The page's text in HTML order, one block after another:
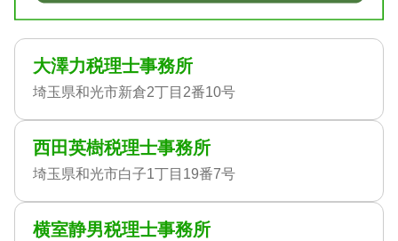
大澤力税理士事務所
埼玉県和光市新倉2丁目2番10号
西田英樹税理士事務所
埼玉県和光市白子1丁目19番7号
横室静男税理士事務所